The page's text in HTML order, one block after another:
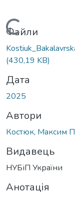
Вантажиться...
Файли
(430,19 KB)
Дата
2025
Автори
Костюк, Максим
Видавець
НУБіП України
Анотація